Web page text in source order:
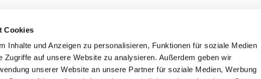
Cookies
Inhalte und Anzeigen zu personalisieren, Funktionen für soziale Medien
Zugriffe auf unsere Website zu analysieren. Außerdem geben wir
unserer Website an unsere Partner für soziale Medien, Werbung